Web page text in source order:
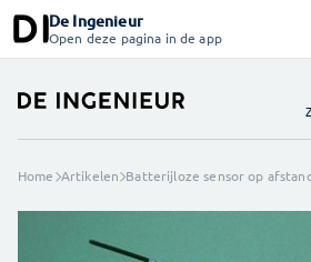
De Ingenieur
Open deze pagina in de app
Home Artikelen Batterijloze sensor op